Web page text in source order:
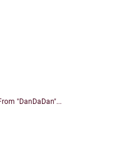
"DanDaDan"...